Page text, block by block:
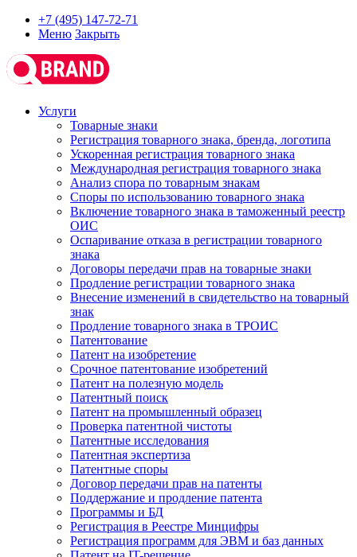
+7 (495) 147-72-71
Меню Закрыть
Услуги
Товарные знаки
Регистрация товарного знака, бренда, логотипа
Ускоренная регистрация товарного знака
Международная регистрация товарного знака
Анализ спора по товарным знакам
Споры по использованию товарного знака
Включение товарного знака в таможенный реестр
ОИС
Оспаривание отказа в регистрации товарного
знака
Договоры передачи прав на товарные знаки
Продление регистрации товарного знака
Внесение изменений в свидетельство на товарный
знак
Продление товарного знака в ТРОИС
Патентование
Патент на изобретение
Срочное патентование изобретений
Патент на полезную модель
Патентный поиск
Патент на промышленный образец
Проверка патентной чистоты
Патентные исследования
Патентная экспертиза
Патентные споры
Договор передачи прав на патенты
Поддержание и продление патента
Программы и БД
Регистрация в Реестре Минцифры
Регистрация программ для ЭВМ и баз данных